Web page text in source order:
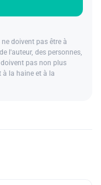
doivent pas être à
l'auteur, des personnes,
pas non plus
la haine et à la